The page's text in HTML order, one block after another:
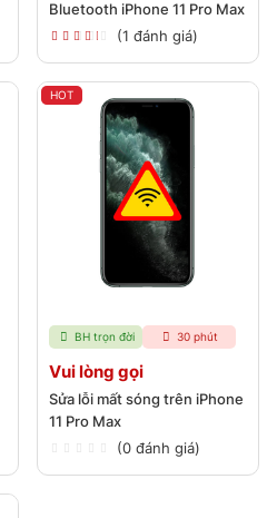
Bluetooth iPhone 11 Pro Max
(1 đánh giá)
HOT
BH trọn đời 30 phút
Vui lòng gọi
Sửa lỗi mất sóng trên iPhone
11 Pro Max
(0 đánh giá)